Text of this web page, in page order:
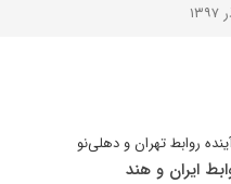
روابط تهران و دهلی‌نو